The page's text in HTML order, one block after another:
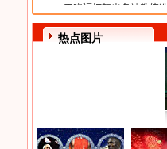
热点图片